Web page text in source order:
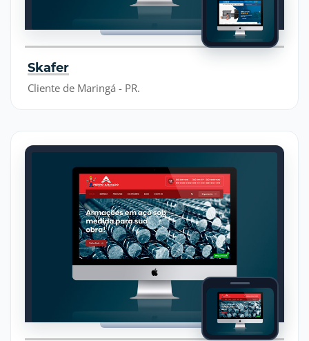
Skafer
Cliente de Maringá - PR.